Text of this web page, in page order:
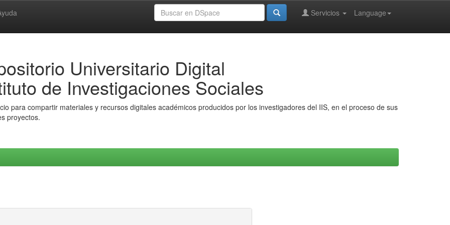
Language
Servicios
Universitario Digital
de Investigaciones Sociales
para compartir materiales y recursos digitales académicos producidos por los investigadores del IIS, en el proceso de sus
proyectos.